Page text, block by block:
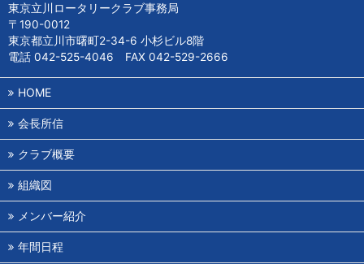
東京立川ロータリークラブ事務局
〒190-0012
東京都立川市曙町2-34-6 小杉ビル8階
電話 042-525-4046 FAX 042-529-2666
HOME
会長所信
クラブ概要
組織図
メンバー紹介
年間日程